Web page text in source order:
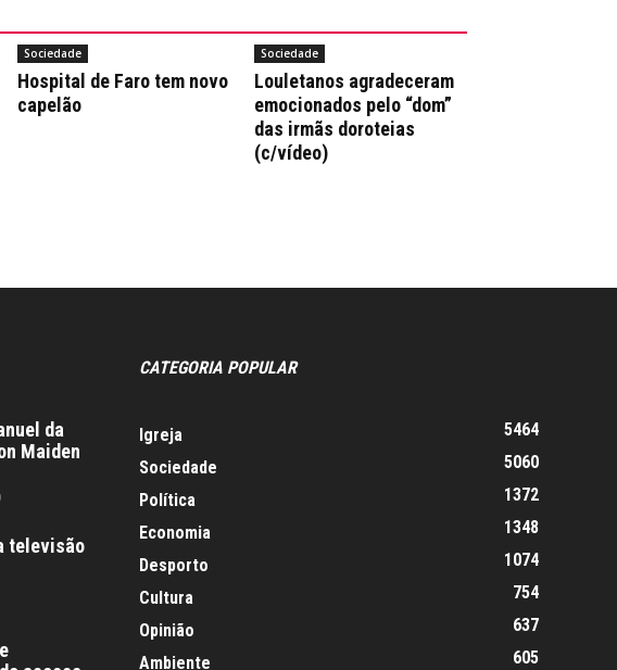
Sociedade
Hospital de Faro tem novo
capelão
Sociedade
Louletanos agradeceram
emocionados pelo “dom”
das irmãs doroteias
(c/vídeo)
da
Maiden
televisão
CATEGORIA POPULAR
Igreja
5464
Sociedade
5060
Política
1372
Economia
1348
Desporto
1074
Cultura
754
Opinião
637
Ambiente
605